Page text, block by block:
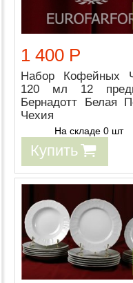
1 400 Р
Набор Кофейных
120 мл 12
Бернадотт Белая
Чехия
На складе 0 шт
Купить